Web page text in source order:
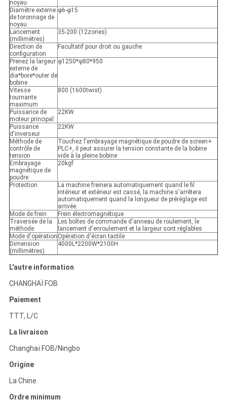
noyau
Diamètre externe
de toronnage de
noyau
φ6-φ15
Lancement
(millimètres)
35-200 (12zones)
Direction de
configuration
Facultatif pour droit ou gauche
Prenez la largeur
externe de
dia*bore*outer de
bobine
φ1250*φ80*950
Vitesse
tournante
maximum
800 (1600twist)
Puissance de
moteur principal
22KW
Puissance
d'inverseur
22KW
Méthode de
contrôle de
tension
Touchez l'embrayage magnétique de poudre de screen+
PLC+, il peut assurer la tension constante de la bobine
vide à la pleine bobine
Embrayage
magnétique de
poudre
20kgf
Protection
La machine freinera automatiquement quand le fil
intérieur et extérieur est cassé, la machine s'arrêtera
automatiquement quand la longueur de préréglage est
arrivée.
Mode de frein
Frein électromagnétique
Traversée de la
méthode
Les boîtes de commande d'anneau de roulement, le
lancement d'enroulement et la largeur sont réglables
Mode d'opération Opération d'écran tactile
Dimension
(millimètres)
4000L*2200W*2100H
L'autre information
CHANGHAÏ FOB
Paiement
TTT, L/C
La livraison
Changhaï FOB/Ningbo
Origine
La Chine
Ordre minimum